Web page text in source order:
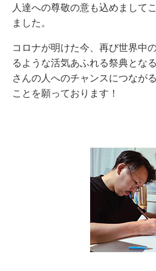
人達への尊敬の意も込めまして
ました。
コロナが明けた今、再び世界中
るような活気あふれる祭典とな
さんの人へのチャンスにつなが
ことを願っております！